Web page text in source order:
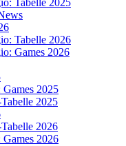
Tabelle 2025
Tabelle 2026
Games 2026
2025
2025
2026
2026